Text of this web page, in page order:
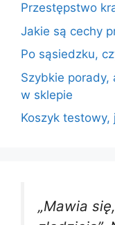
Przestępstwo
Jakie są cechy
Po sąsiedzku,
Szybkie
w sklepie
Koszyk
„Mawia